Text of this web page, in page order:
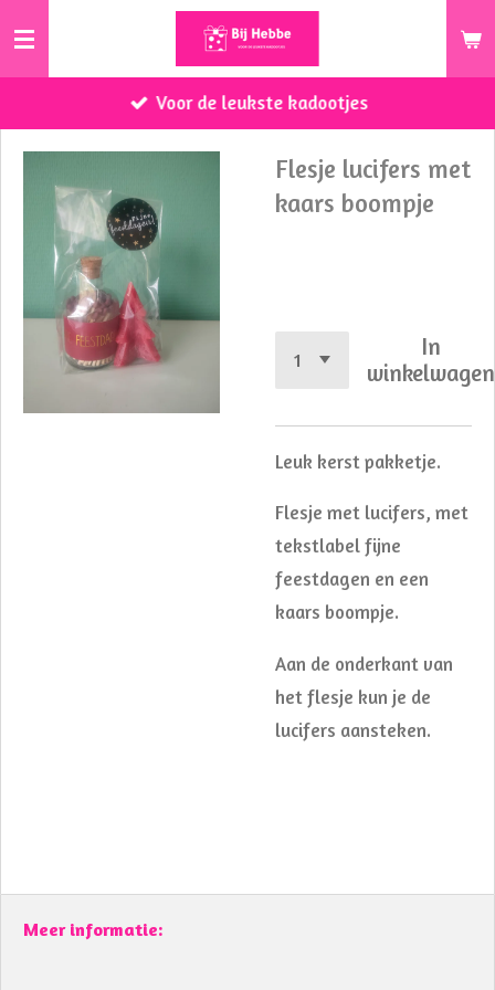
Ga
de
hoofdinhoud
Voor de leukste kadootjes
Flesje lucifers met
kaars boompje
In
winkelwagen
Leuk kerst pakketje.
Flesje met lucifers, met
tekstlabel fijne
feestdagen en een
kaars boompje.
Aan de onderkant van
het flesje kun je de
lucifers aansteken.
Meer informatie: